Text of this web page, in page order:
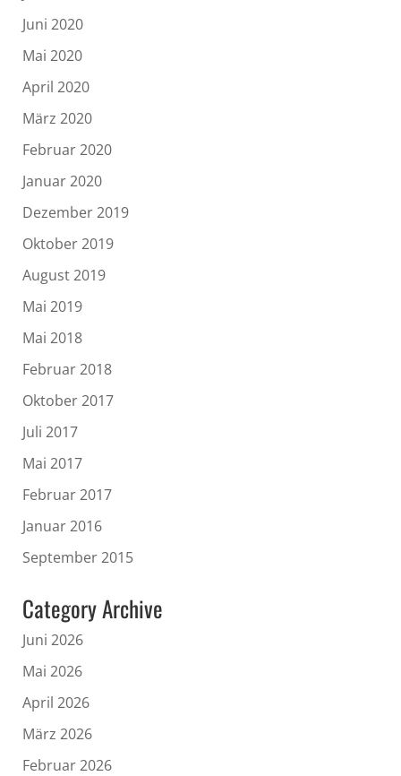
Juni 2020
Mai 2020
April 2020
März 2020
Februar 2020
Januar 2020
Dezember 2019
Oktober 2019
August 2019
Mai 2019
Mai 2018
Februar 2018
Oktober 2017
Juli 2017
Mai 2017
Februar 2017
Januar 2016
September 2015
Category Archive
Juni 2026
Mai 2026
April 2026
März 2026
Februar 2026